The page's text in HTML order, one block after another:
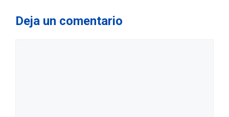
Deja un comentario